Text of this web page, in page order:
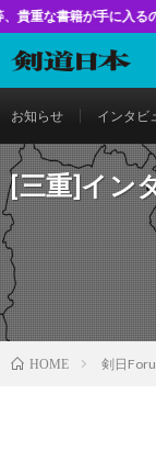
に入るのは、公式通販
お知らせ インタビ
[三重]イン
HOME 剣日